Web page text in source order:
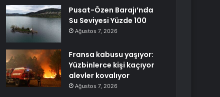
Pusat-Özen Barajı’nda
Su Seviyesi Yüzde 100
Ağustos 7, 2026
Fransa kabusu yaşıyor:
Yüzbinlerce kişi kaçıyor
alevler kovalıyor
Ağustos 7, 2026